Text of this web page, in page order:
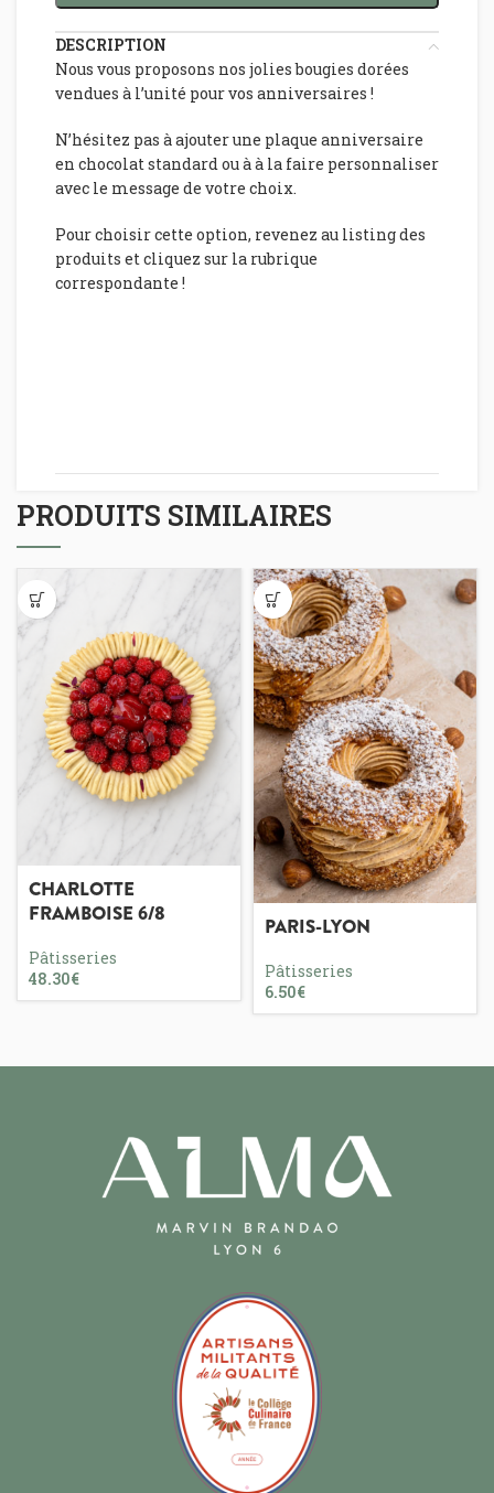
DESCRIPTION
Nous vous proposons nos jolies bougies dorées
vendues à l’unité pour vos anniversaires !
N’hésitez pas à ajouter une plaque anniversaire
en chocolat standard ou à à la faire personnaliser
avec le message de votre choix.
Pour choisir cette option, revenez au listing des
produits et cliquez sur la rubrique
correspondante !
PRODUITS SIMILAIRES
CHARLOTTE
FRAMBOISE 6/8
Pâtisseries
€
PARIS-LYON
Pâtisseries
€